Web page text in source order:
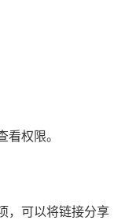
看权限。
，可以将链接分享